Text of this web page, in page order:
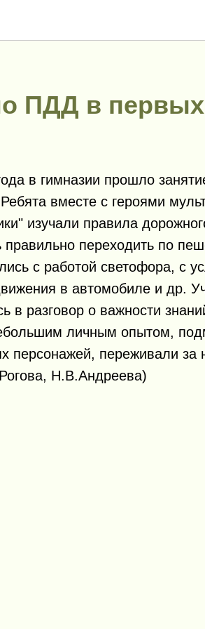
ПДД в первых
в гимназии прошло
вместе с героями
изучали правила
правильно переходить по
с работой светофора, с
в автомобиле и др.
в разговор о важности
личным опытом,
персонажей, переживали за
Н.В.Андреева)